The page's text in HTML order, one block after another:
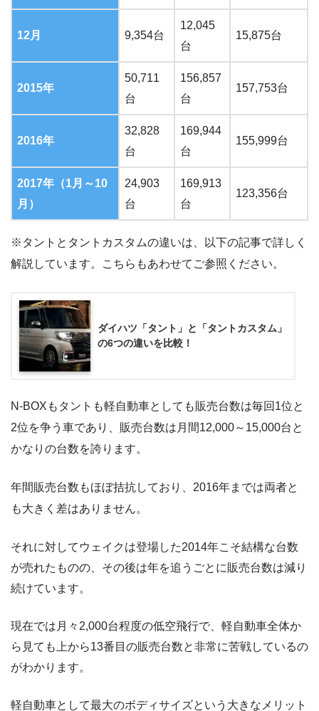
12月 9,354台
12,045
台
15,875台
2015年
50,711
台
156,857
台
157,753台
2016年
32,828
台
169,944
台
155,999台
2017年（1月～10
月）
24,903
台
169,913
台
123,356台
※タントとタントカスタムの違いは、以下の記事で詳しく
解説しています。こちらもあわせてご参照ください。
ダイハツ「タント」と「タントカスタム」
の6つの違いを比較！
N-BOXもタントも軽自動車としても販売台数は毎回1位と
2位を争う車であり、販売台数は月間12,000～15,000台と
かなりの台数を誇ります。
年間販売台数もほぼ拮抗しており、2016年までは両者と
も大きく差はありません。
それに対してウェイクは登場した2014年こそ結構な台数
が売れたものの、その後は年を追うごとに販売台数は減り
続けています。
現在では月々2,000台程度の低空飛行で、軽自動車全体か
ら見ても上から13番目の販売台数と非常に苦戦しているの
がわかります。
軽自動車として最大のボディサイズという大きなメリット